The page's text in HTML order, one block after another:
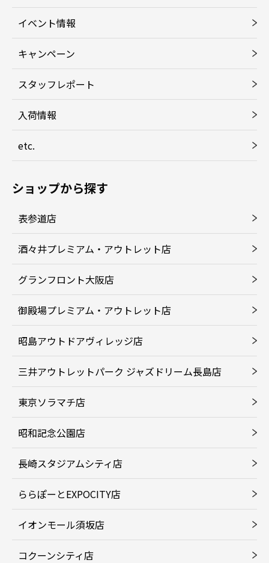
イベント情報
キャンペーン
スタッフレポート
入荷情報
etc.
ショップから探す
表参道店
酒々井プレミアム・アウトレット店
グランフロント大阪店
御殿場プレミアム・アウトレット店
昭島アウトドアヴィレッジ店
三井アウトレットパーク ジャズドリーム長島店
東京ソラマチ店
昭和記念公園店
長崎スタジアムシティ店
ららぽーとEXPOCITY店
イオンモール須坂店
コクーンシティ店